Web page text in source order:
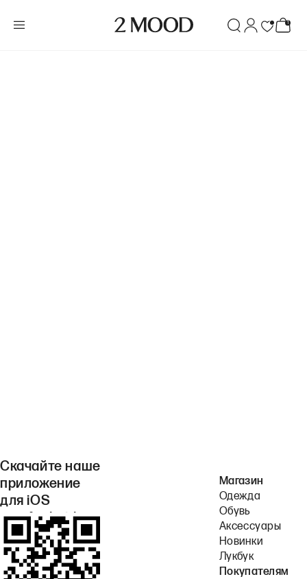
Скачайте наше
приложение
для iOS
или Android.
Магазин
Одежда
Обувь
Аксессуары
Новинки
Лукбук
Покупателям